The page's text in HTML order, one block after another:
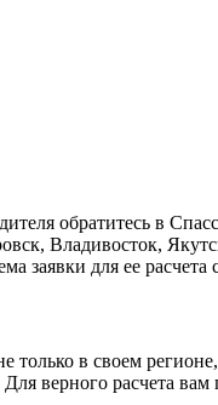
обратитесь в
Владивосток,
заявки для ее
только в своем
верного расчета вам